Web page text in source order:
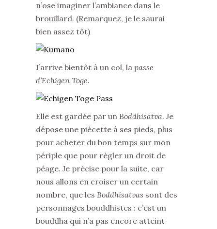
n’ose imaginer l’ambiance dans le
brouillard. (Remarquez, je le saurai
bien assez tôt)
J’arrive bientôt à un col, la passe
d’Echigen Toge.
Elle est gardée par un Boddhisatva. Je
dépose une piécette à ses pieds, plus
pour acheter du bon temps sur mon
périple que pour régler un droit de
péage. Je précise pour la suite, car
nous allons en croiser un certain
nombre, que les Boddhisatvas sont des
personnages bouddhistes : c’est un
bouddha qui n’a pas encore atteint